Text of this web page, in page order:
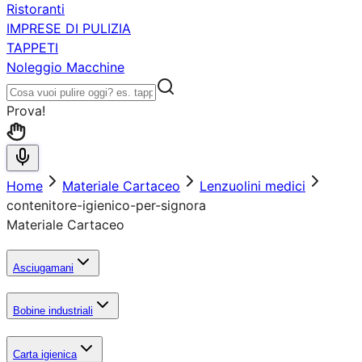
Ristoranti
IMPRESE DI PULIZIA
TAPPETI
Noleggio Macchine
Prova!
Home Materiale Cartaceo
Lenzuolini medici
contenitore-igienico-per-signora
Materiale Cartaceo
Asciugamani
Bobine industriali
Carta igienica